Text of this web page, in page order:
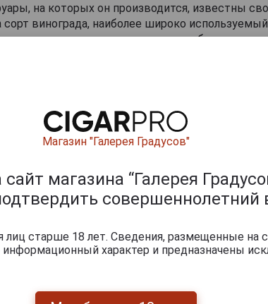
на которых он производится, известны
винограда, наиболее широко
года дистилляции, это обусловлено
Millesime 2000 years
Millesime 2000 years
Магазин "Галерея Градусов"
магазина “Галерея
совершеннолетний
старше 18 лет. Сведения, размещенные на
характер и предназначены